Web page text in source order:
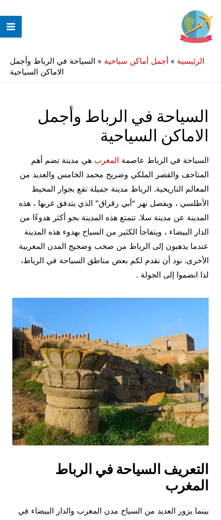
إلى
المحتوى
الرئيسية » أجمل أماكن سياحية » السياحة في الرباط وأجمل
الاماكن السياحية
السياحة في الرباط وأجمل
الاماكن السياحية
السياحة في الرباط عاصمة المغرب هي مدينة تضم أهم
المتاحف والقصر الملكي وضريح محمد الخامس والعديد من
المعالم التاريخية. الرباط مدينة جميلة تقع بجوار المحيط
الأطلسي ، ويفصل نهر “أبي رقراق” الذي يتدفق غربها ، هذه
المدينة عن مدينة سلا. تتمتع هذه المدينة بجو أكثر هدوءًا من
الدار البيضاء ، ويتفاجأ الكثير من السياح بهدوء هذه المدينة
عندما يذهبون إلى الرباط من صخب وضجيج المدن المغربية
الأخرى. نود أن نقدم لكم بعض مناطق السياحة في الرباط،
لذا انضموا إلى الجولة .
التعريف السياحة في الرباط
المغرب
بينما يزور العديد من السياح مدن المغرب والدار البيضاء في